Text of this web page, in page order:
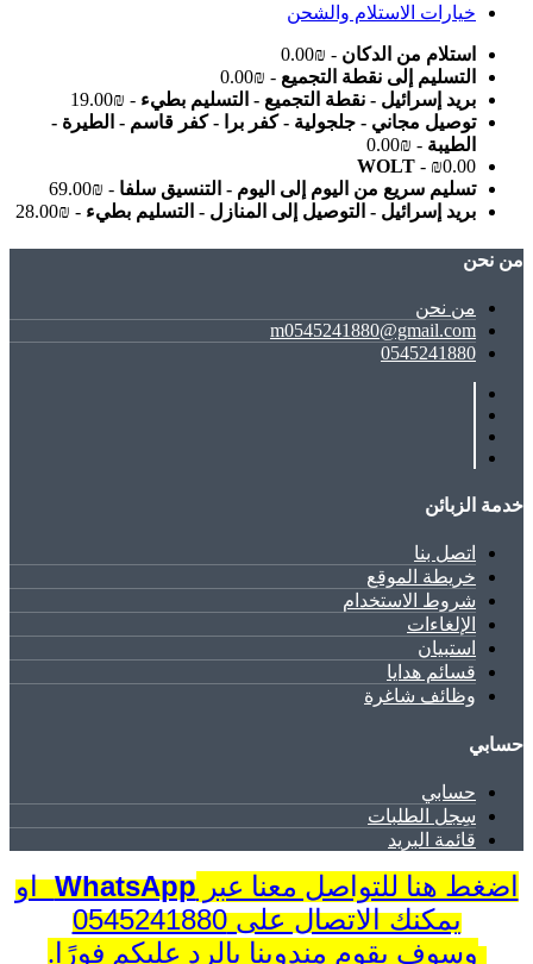
خيارات الاستلام والشحن
استلام من الدكان - ₪0.00
التسليم إلى نقطة التجميع - ₪0.00
بريد إسرائيل - نقطة التجميع - التسليم بطيء - ₪19.00
توصيل مجاني - جلجولية - كفر برا - كفر قاسم - الطيرة -
الطيبة - ₪0.00
WOLT - ₪0.00
تسليم سريع من اليوم إلى اليوم - التنسيق سلفا - ₪69.00
بريد إسرائيل - التوصيل إلى المنازل - التسليم بطيء - ₪28.00
ﻣﻦ ﻧﺤﻦ
ﻣﻦ ﻧﺤﻦ
m0545241880@gmail.com
0545241880
خدمة الزبائن
اتصل بنا
خريطة الموقع
شروط الاستخدام
الإلغاءات
استبيان
قسائم هدايا
وظائف شاغرة
حسابي
حسابي
سِجل الطلبات
قائمة البريد
اضغط هنا للتواصل معنا عبرWhatsAppاو
يمكنك الاتصال على 0545241880
وسوف يقوم مندوبنا بالرد عليكم فورًا.